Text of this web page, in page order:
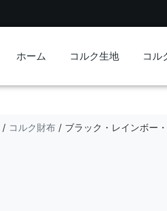
ホーム コルク生地 コル
/ コルク財布 / ブラック・レインボー